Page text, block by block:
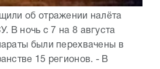
об отражении налёта
В ночь с 7 на 8 августа
были перехвачены в
15 регионов. - В